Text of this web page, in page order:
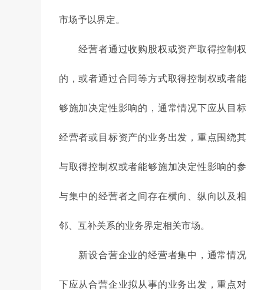
市场予以界定。
经营者通过收购股权或资产取得控制权
的，或者通过合同等方式取得控制权或者能
够施加决定性影响的，通常情况下应从目标
经营者或目标资产的业务出发，重点围绕其
与取得控制权或者能够施加决定性影响的参
与集中的经营者之间存在横向、纵向以及相
邻、互补关系的业务界定相关市场。
新设合营企业的经营者集中，通常情况
下应从合营企业拟从事的业务出发，重点对